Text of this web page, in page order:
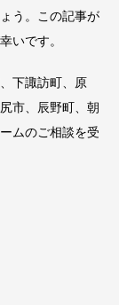
う。この記事が
いです。
下諏訪町、原
市、辰野町、朝
ムのご相談を受